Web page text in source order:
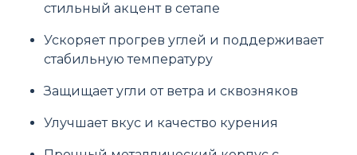
стильный акцент в сетапе
Ускоряет прогрев углей и поддерживает
стабильную температуру
Защищает угли от ветра и сквозняков
Улучшает вкус и качество курения